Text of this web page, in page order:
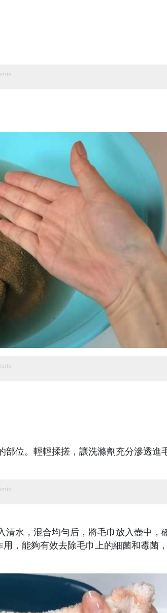
部位。輕輕揉搓，讓洗滌劑充分滲透進
清水，混合均勻后，將毛巾放入壺中，
，能夠有效去除毛巾上的細菌和霉菌